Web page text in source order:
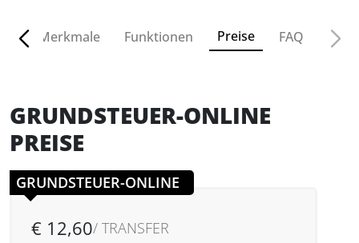
Merkmale Funktionen Preise FAQ
GRUNDSTEUER-ONLINE
PREISE
GRUNDSTEUER-ONLINE
€ 12,60/ TRANSFER